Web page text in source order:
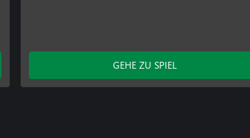
GEHE ZU SPIEL